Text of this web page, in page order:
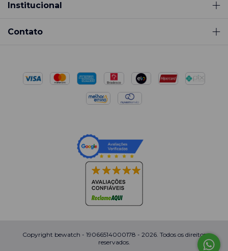
Institucional
Contato
Copyright bewatch - 19066514000178 - 2026. Todos os direitos
reservados.